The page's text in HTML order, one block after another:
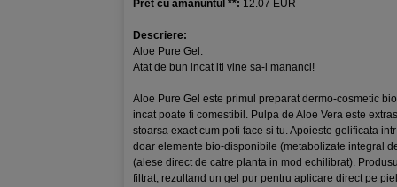
Pret cu amanuntul **: 12.07 EUR
Descriere:
Aloe Pure Gel:
Atat de bun incat iti vine sa-l mananci!
Aloe Pure Gel este primul preparat dermo-cosmetic
incat poate fi comestibil. Pulpa de Aloe Vera este
stoarsa exact cum poti face si tu. Apoieste gelificata
doar elemente bio-disponibile (metabolizate integral
(alese direct de catre planta in mod echilibrat).
filtrat, rezultand un gel pur pentru aplicare direct pe